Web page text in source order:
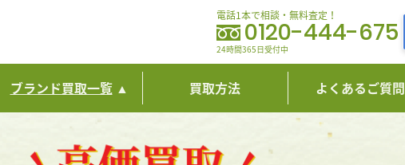
電話1本で相談・無料査定！
0120-444-675
24時間365日受付中
ブランド買取一覧 買取方法 よくあるご質問